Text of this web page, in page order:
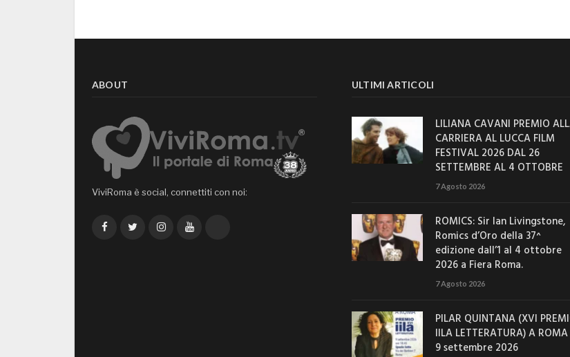
ABOUT
ViviRoma è social, connettiti con noi:
FacebookTwitterInstagramYouTube
ULTIMI ARTICOLI
LILIANA CAVANI PREMIO
CARRIERA AL LUCCA FILM
FESTIVAL 2026 DAL 26
SETTEMBRE AL 4 OTTOBRE
7 Agosto 2026
ROMICS: Sir Ian Livingstone,
Romics d’Oro della 37^
edizione dall’1 al 4 ottobre
2026 a Fiera Roma.
7 Agosto 2026
PILAR QUINTANA (XVI
IILA LETTERATURA) A
9 settembre 2026